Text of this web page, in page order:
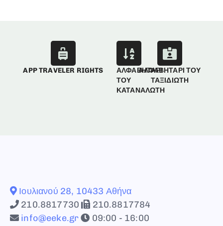
APP TRAVELER RIGHTS
ΑΛΦΑΒΗΤΑΡΙ
ΤΟΥ
ΚΑΤΑΝΑΛΩΤΗ
ΑΛΦΑΒΗΤΑΡΙ ΤΟΥ
ΤΑΞΙΔΙΩΤΗ
Ιουλιανού 28, 10433 Αθήνα
210.8817730
210.8817784
info@eeke.gr
09:00 - 16:00